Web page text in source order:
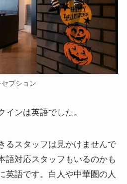
セプション
インは英語でした。
るスタッフは見かけませんで
語対応スタッフもいるのかも
英語です。白人や中華圏の人